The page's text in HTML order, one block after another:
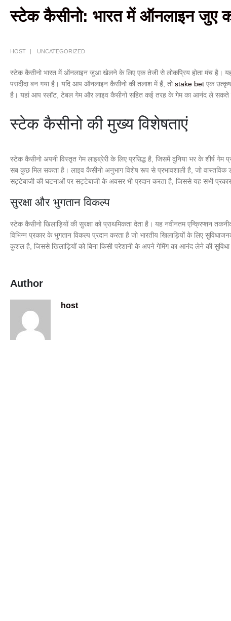
स्टेक कैसीनो: भारत में ऑनलाइन जुए
HOST UNCATEGORIZED
स्टेक कैसीनो भारत में ऑनलाइन जुआ खेलने के लिए एक तेजी से लोकप्रिय होता मंच है। यह
पसंदीदा बन गया है। यदि आप ऑनलाइन कैसीनो की तलाश में हैं, तो stake bet एक
है। यहां आप स्लॉट, टेबल गेम और लाइव कैसीनो सहित कई तरह के गेम का आनंद ले सकते
स्टेक कैसीनो की मुख्य विशेषताएं
स्टेक कैसीनो अपनी विस्तृत गेम लाइब्रेरी के लिए प्रसिद्ध है, जिसमें दुनिया भर के
सब कुछ मिल सकता है। लाइव कैसीनो अनुभाग विशेष रूप से प्रभावशाली है, जो
सट्टेबाजी की घटनाओं पर सट्टेबाजी के अवसर भी प्रदान करता है, जिससे यह सभी
सुरक्षा और भुगतान विकल्प
स्टेक कैसीनो खिलाड़ियों की सुरक्षा को प्राथमिकता देता है। यह नवीनतम एन्क्रिप्शन
विभिन्न प्रकार के भुगतान विकल्प प्रदान करता है जो भारतीय खिलाड़ियों के लिए
कुशल है, जिससे खिलाड़ियों को बिना किसी परेशानी के अपने गेमिंग का आनंद लेने की सुविधा
Author
host